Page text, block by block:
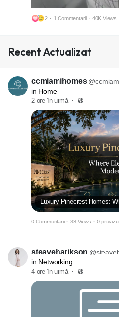
2 · 1 Commentarii · 40K Views
Recent Actualizat
ccmiamihomes
in Home
2 ore în urmă ·
0 Commentarii · 38 Views · 0
steaveharikson
in Networking
4 ore în urmă ·